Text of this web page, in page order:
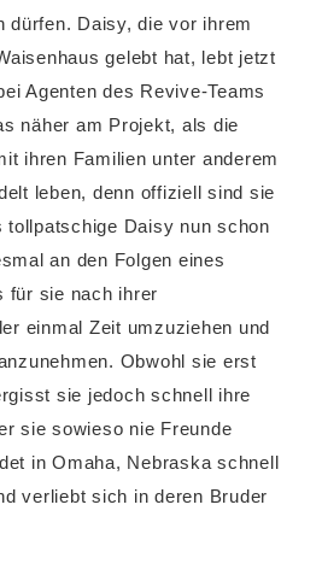
dürfen. Daisy, die vor ihrem
gelebt hat, lebt jetzt
Agenten des Revive-Teams
näher am Projekt, als die
ihren Familien unter anderem
leben, denn offiziell sind sie
tollpatschige Daisy nun schon
an den Folgen eines
für sie nach ihrer
einmal Zeit umzuziehen und
Obwohl sie erst
sie jedoch schnell ihre
sie sowieso nie Freunde
in Omaha, Nebraska schnell
verliebt sich in deren Bruder